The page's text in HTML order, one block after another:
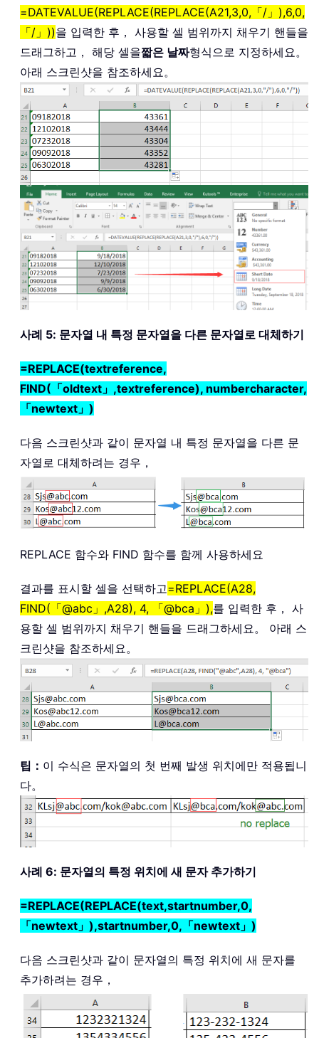
=DATEVALUE(REPLACE(REPLACE(A21,3,0,「/」),6,0,
「/」))을 입력한 후， 사용할 셀 범위까지 채우기 핸들을
드래그하고， 해당 셀을짧은 날짜형식으로 지정하세요。
아래 스크린샷을 참조하세요。
사례 5: 문자열 내 특정 문자열을 다른 문자열로 대체하기
=REPLACE(textreference,
FIND(「oldtext」,textreference), numbercharacter,
「newtext」)
다음 스크린샷과 같이 문자열 내 특정 문자열을 다른 문
자열로 대체하려는 경우，
REPLACE 함수와 FIND 함수를 함께 사용하세요
결과를 표시할 셀을 선택하고=REPLACE(A28,
FIND(「@abc」,A28), 4, 「@bca」),를 입력한 후， 사
용할 셀 범위까지 채우기 핸들을 드래그하세요。 아래 스
크린샷을 참조하세요。
팁： 이 수식은 문자열의 첫 번째 발생 위치에만 적용됩니
다。
사례 6: 문자열의 특정 위치에 새 문자 추가하기
=REPLACE(REPLACE(text,startnumber,0,
「newtext」),startnumber,0,「newtext」)
다음 스크린샷과 같이 문자열의 특정 위치에 새 문자를
추가하려는 경우，